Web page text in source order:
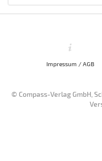
Impressum / AGB
© Compass-Verlag GmbH,